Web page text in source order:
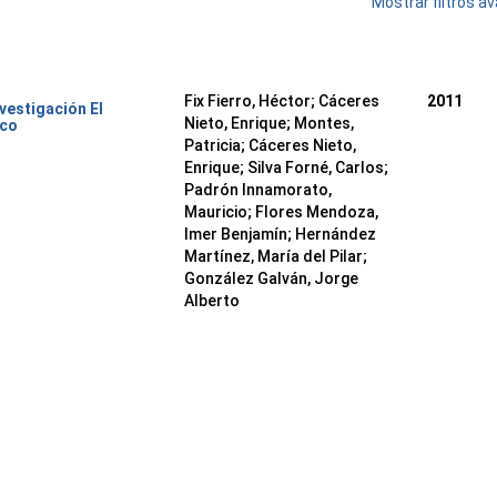
El
Fix Fierro, Héctor; Cáceres
Nieto, Enrique; Montes,
Patricia; Cáceres Nieto,
Enrique; Silva Forné, Carlos;
Padrón Innamorato,
Mauricio; Flores Mendoza,
Imer Benjamín; Hernández
Martínez, María del Pilar;
González Galván, Jorge
Alberto
2011